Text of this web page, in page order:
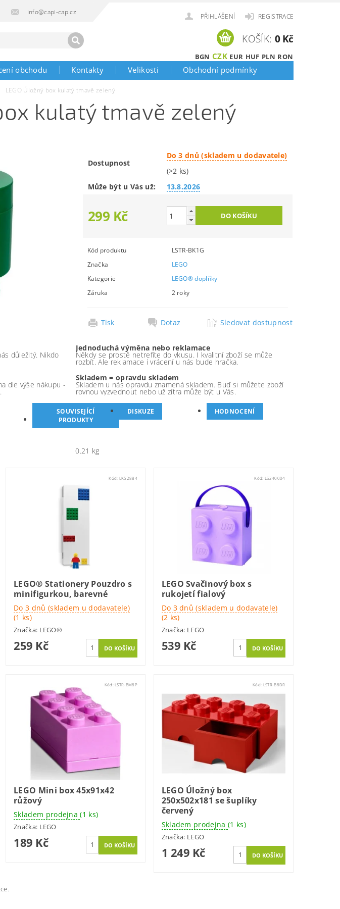
info@capi-cap.cz
PŘIHLÁŠENÍ REGISTRACE
BGN CZK EUR HUF PLN RON
KOŠÍK: 0 Kč
obchodu Kontakty Velikosti Obchodní podmínky
LEGO Úložný box kulatý tmavě zelený
kulatý tmavě zelený
Dostupnost
Do 3 dnů (skladem u dodavatele)
(>2 ks)
Může být u Vás už:
13.8.2026
299 Kč
Kód produktu
LSTR-BK1G
Značka
LEGO
Kategorie
LEGO® doplňky
Záruka
2 roky
Tisk Dotaz Sledovat dostupnost
důležitý. Nikdo
Jednoduchá výměna nebo reklamace
Někdy se prostě netrefíte do vkusu. I kvalitní zboží se může
rozbít. Ale reklamace i vrácení u nás bude hračka.
dle výše nákupu -
Skladem = opravdu skladem
Skladem u nás opravdu znamená skladem. Buď si můžete zboží
rovnou vyzvednout nebo už zítra může být u Vás.
SOUVISEJÍCÍ
PRODUKTY
DISKUZE HODNOCENÍ
0.21 kg
Kód: LK52884
LEGO® Stationery Pouzdro s
minifigurkou, barevné
Do 3 dnů (skladem u dodavatele)
(1 ks)
Značka: LEGO®
259 Kč
Kód:LS240004
LEGO Svačinový box s
rukojetí fialový
Do 3 dnů (skladem u dodavatele)
(2 ks)
Značka: LEGO
539 Kč
Kód:LSTR-BM8P
LEGO Mini box 45x91x42
růžový
Skladem prodejna(1 ks)
Značka: LEGO
189 Kč
Kód: LSTR-B8DR
LEGO Úložný box
250x502x181 se šuplíky
červený
Skladem prodejna (1 ks)
Značka: LEGO
1 249 Kč